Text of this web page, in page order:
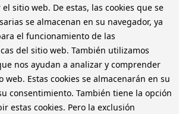
sitio web. De estas, las cookies que se
se almacenan en su navegador, ya
el funcionamiento de las
del sitio web. También utilizamos
nos ayudan a analizar y comprender
web. Estas cookies se almacenarán en su
consentimiento. También tiene la opción
estas cookies. Pero la exclusión